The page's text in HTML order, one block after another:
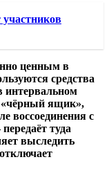
ценным в
средства
интервальном
«чёрный ящик»,
воссоединения с
туда
выследить